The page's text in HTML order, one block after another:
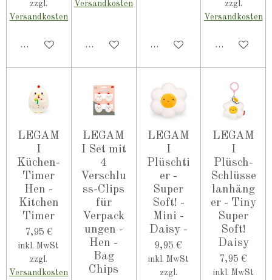
zzgl.
Versandkosten
In den Warenkorb
Versandkosten
Bei Verfügbarkeit benachrichtigen
In den Warenkorb
zzgl.
Versandkosten
In den
LEGAM
I
Küchen-
Timer
Hen -
Kitchen
Timer
7,95 €
inkl. MwSt
zzgl.
Versandkosten
LEGAM
I Set mit
4
Verschlu
ss-Clips
für
Verpack
ungen -
Hen -
Bag
Chips
LEGAM
I
Plüschti
er -
Super
Soft! -
Mini -
Daisy -
9,95 €
inkl. MwSt
zzgl.
LEGAM
I
Plüsch-
Schlüsse
lanhäng
er - Tiny
Super
Soft!
Daisy
7,95 €
inkl. MwSt